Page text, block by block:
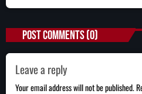
POST COMMENTS (0)
Leave a reply
Your email address will not be published.